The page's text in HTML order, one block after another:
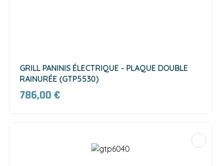
GRILL PANINIS ÉLECTRIQUE - PLAQUE DOUBLE
RAINURÉE (GTP5530)
786,00 €